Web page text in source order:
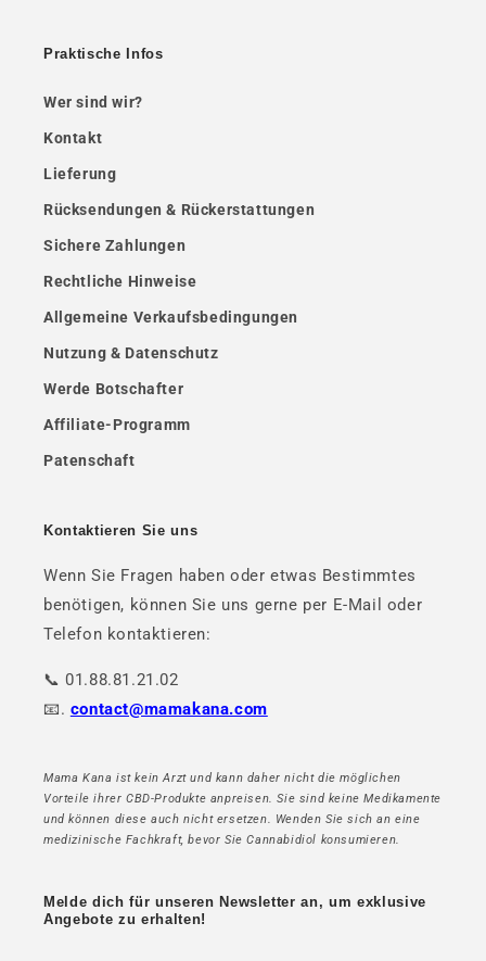
Praktische Infos
Wer sind wir?
Kontakt
Lieferung
Rücksendungen & Rückerstattungen
Sichere Zahlungen
Rechtliche Hinweise
Allgemeine Verkaufsbedingungen
Nutzung & Datenschutz
Werde Botschafter
Affiliate-Programm
Patenschaft
Kontaktieren Sie uns
Wenn Sie Fragen haben oder etwas Bestimmtes
benötigen, können Sie uns gerne per E-Mail oder
Telefon kontaktieren:
📞 01.88.81.21.02
📧. contact@mamakana.com
Mama Kana ist kein Arzt und kann daher nicht die möglichen
Vorteile ihrer CBD-Produkte anpreisen. Sie sind keine Medikamente
und können diese auch nicht ersetzen. Wenden Sie sich an eine
medizinische Fachkraft, bevor Sie Cannabidiol konsumieren.
Melde dich für unseren Newsletter an, um exklusive
Angebote zu erhalten!